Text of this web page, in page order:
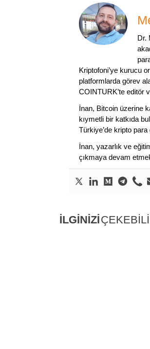
Dr.
Kriptofoni’ye kurucu
platformlarda görev
COINTURK’te editör
İnan, Bitcoin üzerine
kıymetli bir katkıda
Türkiye’de kripto
İnan, yazarlık ve
çıkmaya devam
İLGİNİZİ